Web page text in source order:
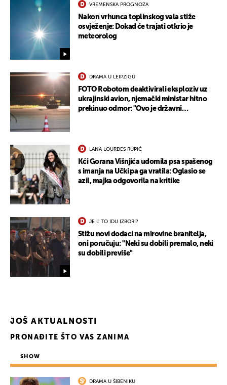
VREMENSKA PROGNOZA
Nakon vrhunca toplinskog vala stiže
osvježenje: Dokad će trajati otkrio je
meteorolog
DRAMA U LEIPZIGU
FOTO Robotom deaktivirali eksploziv uz
ukrajinski avion, njemački ministar hitno
prekinuo odmor: "Ovo je državni
LANA LOURDES RUPIĆ
Kći Gorana Višnjića udomila psa spašenog
s imanja na Učki pa ga vratila: Oglasio se
azil, majka odgovorila na kritike
JE L' TO IDU IZBORI?
Stižu novi dodaci na mirovine branitelja,
oni poručuju: "Neki su dobili premalo, neki
su dobili previše"
JOŠ AKTUALNOSTI
PRONAĐITE ŠTO VAS ZANIMA
SHOW
DRAMA U ŠIBENIKU